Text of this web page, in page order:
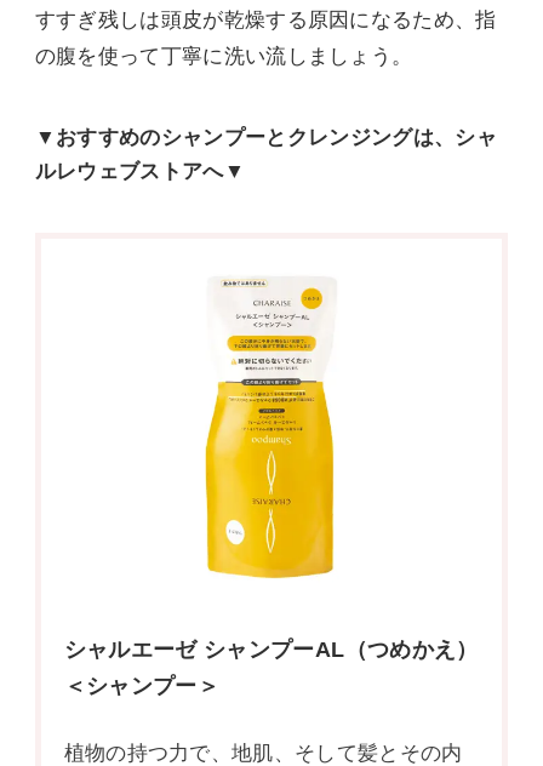
すすぎ残しは頭皮が乾燥する原因になるため、指
の腹を使って丁寧に洗い流しましょう。
▼おすすめのシャンプーとクレンジングは、シャ
ルレウェブストアへ▼
シャルエーゼ シャンプーAL（つめかえ）
＜シャンプー＞
植物の持つ力で、地肌、そして髪とその内